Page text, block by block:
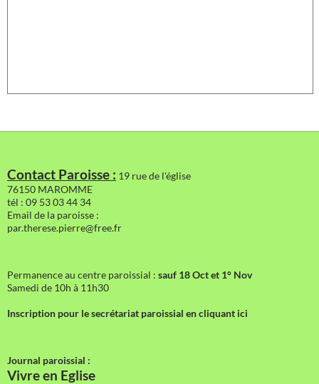
Contact Paroisse : 19 rue de l'église
76150 MAROMME
tél : 09 53 03 44 34
Email de la paroisse :
par.therese.pierre@free.fr
Permanence au centre paroissial : sauf 18 Oct et 1° Nov
Samedi de 10h à 11h30
Inscription pour le secrétariat paroissial en cliquant ici
Journal paroissial :
Vivre en Eglise